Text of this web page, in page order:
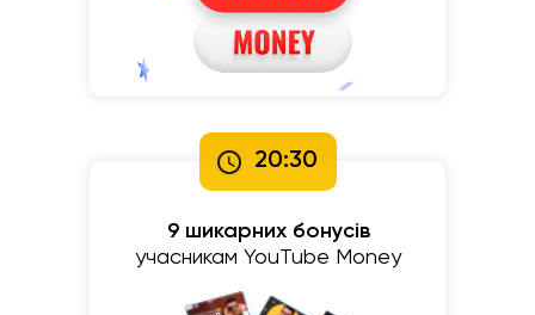
9 шикарних бонусів
учасникам YouTube Money
20:30